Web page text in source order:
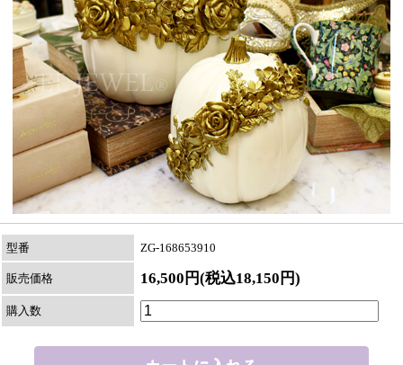
型番 ZG-168653910
販売価格 16,500円(税込18,150円)
購入数